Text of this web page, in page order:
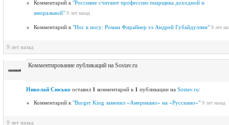
Комментарий к "Россияне считают профессию пиарщика доходной и
аморальной" 9 лет назад
Комментарий к "Нос к носу: Роман Фирайнер vs Андрей Губайдуллин" 9 лет
9 лет назад
Комментирование публикаций на Sostav.ru
Николай Сюсько оставил 1 комментарий к 1 публикации на Sostav.ru:
Комментарий к "Burger King заменил «Американо» на «Руссиано»" 9 лет назад
9 лет назад